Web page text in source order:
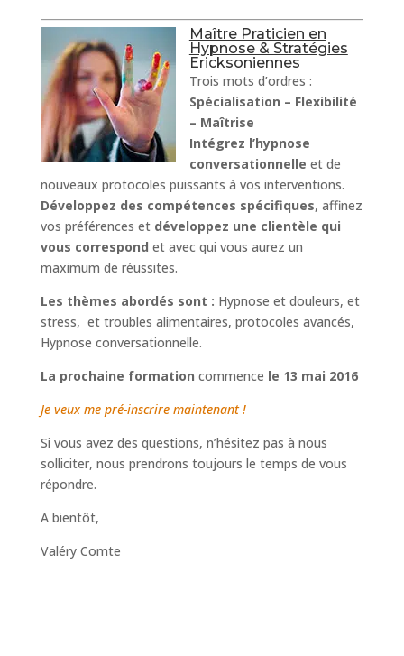
Maître Praticien en
Hypnose & Stratégies
Ericksoniennes
Trois mots d’ordres :
Spécialisation – Flexibilité
– Maîtrise
Intégrez l’hypnose
conversationnelle et de
nouveaux protocoles puissants à vos interventions.
Développez des compétences spécifiques, affinez
vos préférences et développez une clientèle qui
vous correspond et avec qui vous aurez un
maximum de réussites.
Les thèmes abordés sont : Hypnose et douleurs, et
stress, et troubles alimentaires, protocoles avancés,
Hypnose conversationnelle.
La prochaine formation commence le 13 mai 2016
Je veux me pré-inscrire maintenant !
Si vous avez des questions, n’hésitez pas à nous
solliciter, nous prendrons toujours le temps de vous
répondre.
A bientôt,
​Valéry Comte